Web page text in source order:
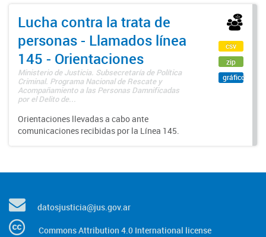
Lucha contra la trata de
personas - Llamados línea
145 - Orientaciones
Ministerio de Justicia. Subsecretaría de Política
Criminal. Programa Nacional de Rescate y
Acompañamiento a las Personas Damnificadas
por el Delito de...
Orientaciones llevadas a cabo ante
comunicaciones recibidas por la Línea 145.
csv
zip
gráfico
datosjusticia@jus.gov.ar
Commons Attribution 4.0 International license